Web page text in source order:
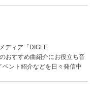
ディア「DIGLE
おすすめ曲紹介にお役立ち音
ント紹介などを日々発信中